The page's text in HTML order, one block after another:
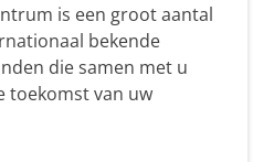
is een groot aantal
bekende
die samen met u
toekomst van uw